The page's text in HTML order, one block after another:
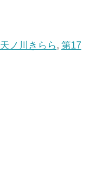
天ノ川きらら, 第17